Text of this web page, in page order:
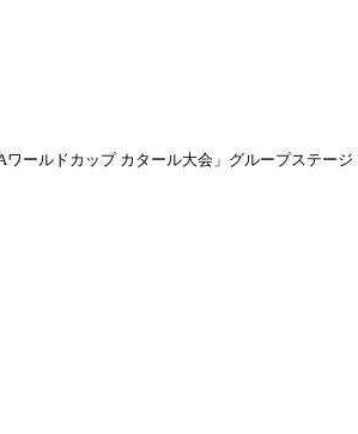
ールドカップ カタール大会」グループステージ